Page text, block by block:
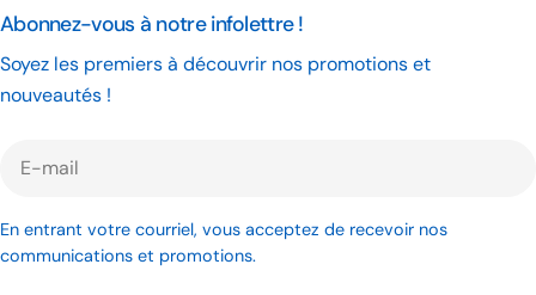
Abonnez-vous à notre infolettre !
Soyez les premiers à découvrir nos promotions et
nouveautés !
En entrant votre courriel, vous acceptez de recevoir nos
communications et promotions.